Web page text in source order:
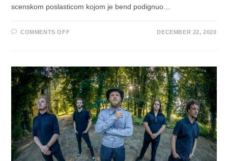
scenskom poslasticom kojom je bend podignuo…
COMMENTS OFFON
KONCERTA
S
PROMOCIJE
NOVOG
ALBUMA
“SI
KAK
JEN”
DECEMBER 22, 2020